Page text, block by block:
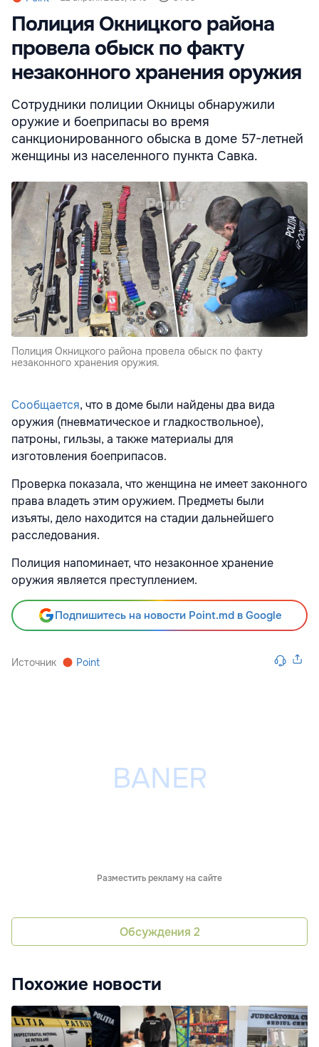
Полиция Окницкого района
провела обыск по факту
незаконного хранения оружия
Сотрудники полиции Окницы обнаружили
оружие и боеприпасы во время
санкционированного обыска в доме 57-летней
женщины из населенного пункта Савка.
Полиция Окницкого района провела обыск по факту
незаконного хранения оружия.
Сообщается, что в доме были найдены два вида
оружия (пневматическое и гладкоствольное),
патроны, гильзы, а также материалы для
изготовления боеприпасов.
Проверка показала, что женщина не имеет законного
права владеть этим оружием. Предметы были
изъяты, дело находится на стадии дальнейшего
расследования.
Полиция напоминает, что незаконное хранение
оружия является преступлением.
Подпишитесь на новости Point.md в Google
Источник Point
Разместить рекламу на сайте
Обсуждения 2
Похожие новости